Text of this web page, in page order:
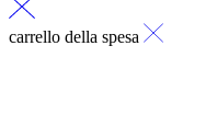
carrello della spesa